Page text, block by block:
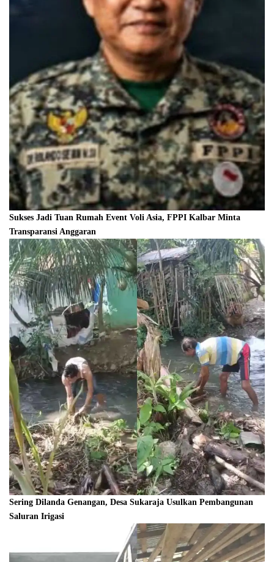
Sukses Jadi Tuan Rumah Event Voli Asia, FPPI Kalbar Minta
Transparansi Anggaran
Sering Dilanda Genangan, Desa Sukaraja Usulkan Pembangunan
Saluran Irigasi